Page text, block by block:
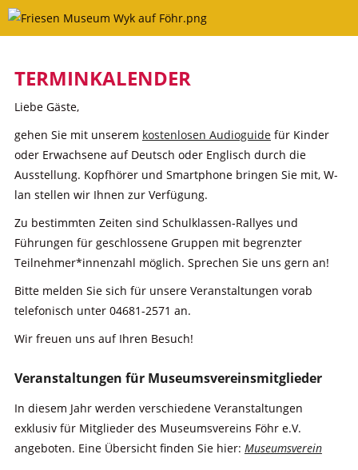
Skip
TERMINKALENDER
Liebe Gäste,
gehen Sie mit unserem kostenlosen Audioguidefür Kinder
oder Erwachsene auf Deutsch oder Englisch durch die
Ausstellung. Kopfhörer und Smartphone bringen Sie mit, W-
lan stellen wir Ihnen zur Verfügung.
Zu bestimmten Zeiten sind Schulklassen-Rallyes und
Führungen für geschlossene Gruppen mit begrenzter
Teilnehmer*innenzahl möglich. Sprechen Sie uns gern an!
Bitte melden Sie sich für unsere Veranstaltungen vorab
telefonisch unter 04681-2571 an.
Wir freuen uns auf Ihren Besuch!
Veranstaltungen für Museumsvereinsmitglieder
In diesem Jahr werden verschiedene Veranstaltungen
exklusiv für Mitglieder des Museumsvereins Föhr e.V.
angeboten. Eine Übersicht finden Sie hier: Museumsverein